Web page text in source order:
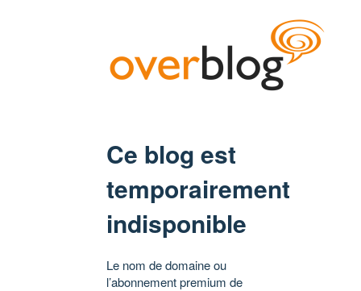
Ce blog est
temporairement
indisponible
Le nom de domaine ou
l’abonnement premium de